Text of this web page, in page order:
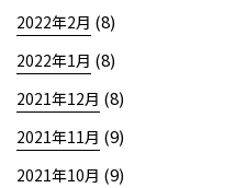
2022年2月 (8)
2022年1月 (8)
2021年12月 (8)
2021年11月 (9)
2021年10月 (9)